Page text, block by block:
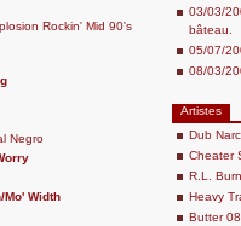
Rockin' Mid 90's
Negro
Mo' Width
03/03/
bâteau.
05/07/
08/03/
Artistes
Dub
Cheater
R.L.
Heavy
Butter 08